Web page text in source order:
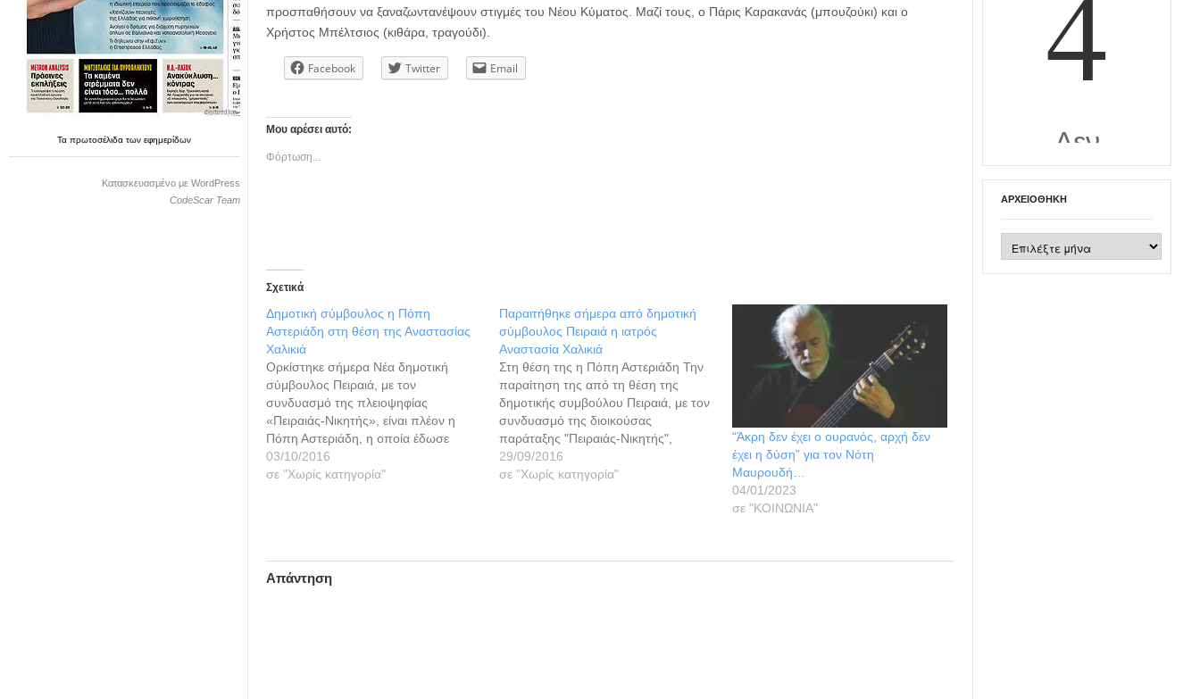
Ταπρωτοσέλιδατωνεφημερίδων
Κατασκευασμένο με WordPress
CodeScar Team
προσπαθήσουν να ξαναζωντανέψουν στιγμές του Νέου Κύματος. Μαζί τους, ο Πάρις Καρακανάς (μπουζούκι) και ο
Χρήστος Μπέλτσιος (κιθάρα, τραγούδι).
Facebook Twitter Email
Μου αρέσει αυτό:
Φόρτωση...
Σχετικά
Δημοτική σύμβουλος η Πόπη
Αστεριάδη στη θέση της Αναστασίας
Χαλικιά
Ορκίστηκε σήμερα Νέα δημοτική
σύμβουλος Πειραιά, με τον
συνδυασμό της πλειοψηφίας
«Πειραιάς-Νικητής», είναι πλέον η
Πόπη Αστεριάδη, η οποία έδωσε
σήμερα τον προβλεπόμενο όρκο
ενώπιον του δημάρχου Πειραιά
αναλαμβάνει καθήκοντα δημοτικής…
03/10/2016
σε "Χωρίς κατηγορία"
Παραιτήθηκε σήμερα από δημοτική
σύμβουλος Πειραιά η ιατρός
Αναστασία Χαλικιά
Στη θέση της η Πόπη Αστεριάδη Την
παραίτηση της από τη θέση της
δημοτικής συμβούλου Πειραιά, με τον
συνδυασμό της διοικούσας
παράταξης "Πειραιάς-Νικητής",
υπέβαλε σήμερα η ιατρός Αναστασία
Χαλικιά. Σε επιστολή της προς τον
29/09/2016
σε "Χωρίς κατηγορία"
“Άκρη δεν έχει ο ουρανός, αρχή δεν
έχει η δύση” για τον Νότη
Μαυρουδή…
04/01/2023
σε "ΚΟΙΝΩΝΙΑ"
Απάντηση
ΑΡΧΕΙΟΘΉΚΗ